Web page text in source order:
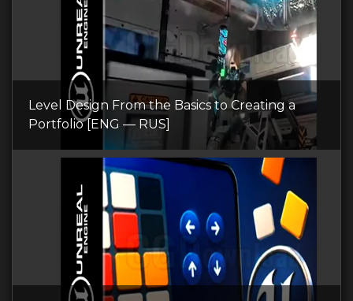
Level Design From the Basics to Creating a
Portfolio [ENG — RUS]